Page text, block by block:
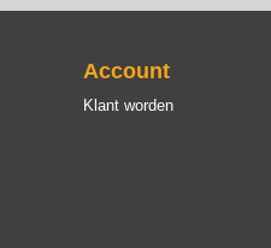
Account
Klant worden